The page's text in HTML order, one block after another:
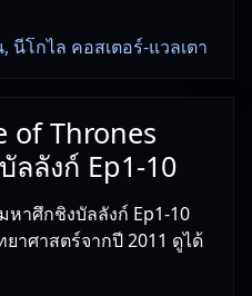
นีโกไล คอสเตอร์-แวลเตา
of Thrones
ลลังก์ Ep1-10
หาศึกชิงบัลลังก์ Ep1-10
าศาสตร์จากปี 2011 ดูได้